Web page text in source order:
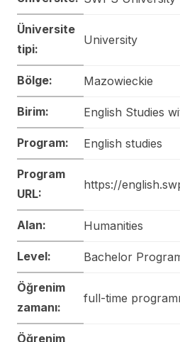
Üniversite
tipi:
University
Bölge: Mazowieckie
Birim: English Studies
Program: English studies
Program
URL:
https://
Alan: Humanities
Level: Bachelor
Öğrenim
zamanı:
full-time
Öğrenim